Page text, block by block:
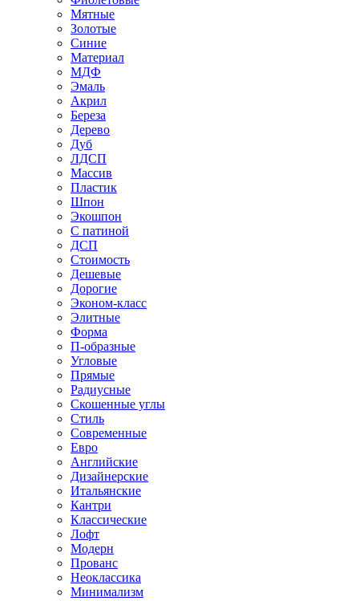
Мятные
Золотые
Синие
Материал
МДФ
Эмаль
Акрил
Береза
Дерево
Дуб
ЛДСП
Массив
Пластик
Шпон
Экошпон
С патиной
ДСП
Стоимость
Дешевые
Дорогие
Эконом-класс
Элитные
Форма
П-образные
Угловые
Прямые
Радиусные
Скошенные углы
Стиль
Современные
Евро
Английские
Дизайнерские
Итальянские
Кантри
Классические
Лофт
Модерн
Прованс
Неоклассика
Минимализм